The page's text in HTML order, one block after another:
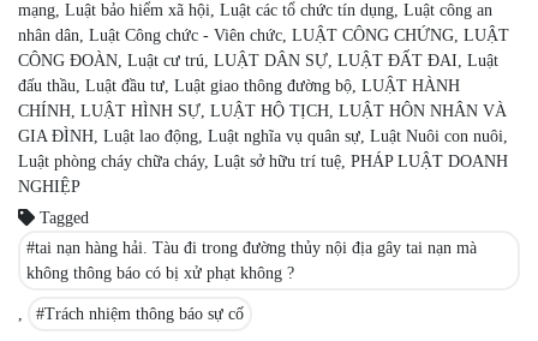
mạng, Luật bảo hiểm xã hội, Luật các tổ chức tín dụng, Luật công an
nhân dân, Luật Công chức - Viên chức, LUẬT CÔNG CHỨNG, LUẬT
CÔNG ĐOÀN, Luật cư trú, LUẬT DÂN SỰ, LUẬT ĐẤT ĐAI, Luật
đấu thầu, Luật đầu tư, Luật giao thông đường bộ, LUẬT HÀNH
CHÍNH, LUẬT HÌNH SỰ, LUẬT HỘ TỊCH, LUẬT HÔN NHÂN VÀ
GIA ĐÌNH, Luật lao động, Luật nghĩa vụ quân sự, Luật Nuôi con nuôi,
Luật phòng cháy chữa cháy, Luật sở hữu trí tuệ, PHÁP LUẬT DOANH
NGHIỆP
Tagged
tai nạn hàng hải. Tàu đi trong đường thủy nội địa gây tai nạn mà
không thông báo có bị xử phạt không ?
, Trách nhiệm thông báo sự cố